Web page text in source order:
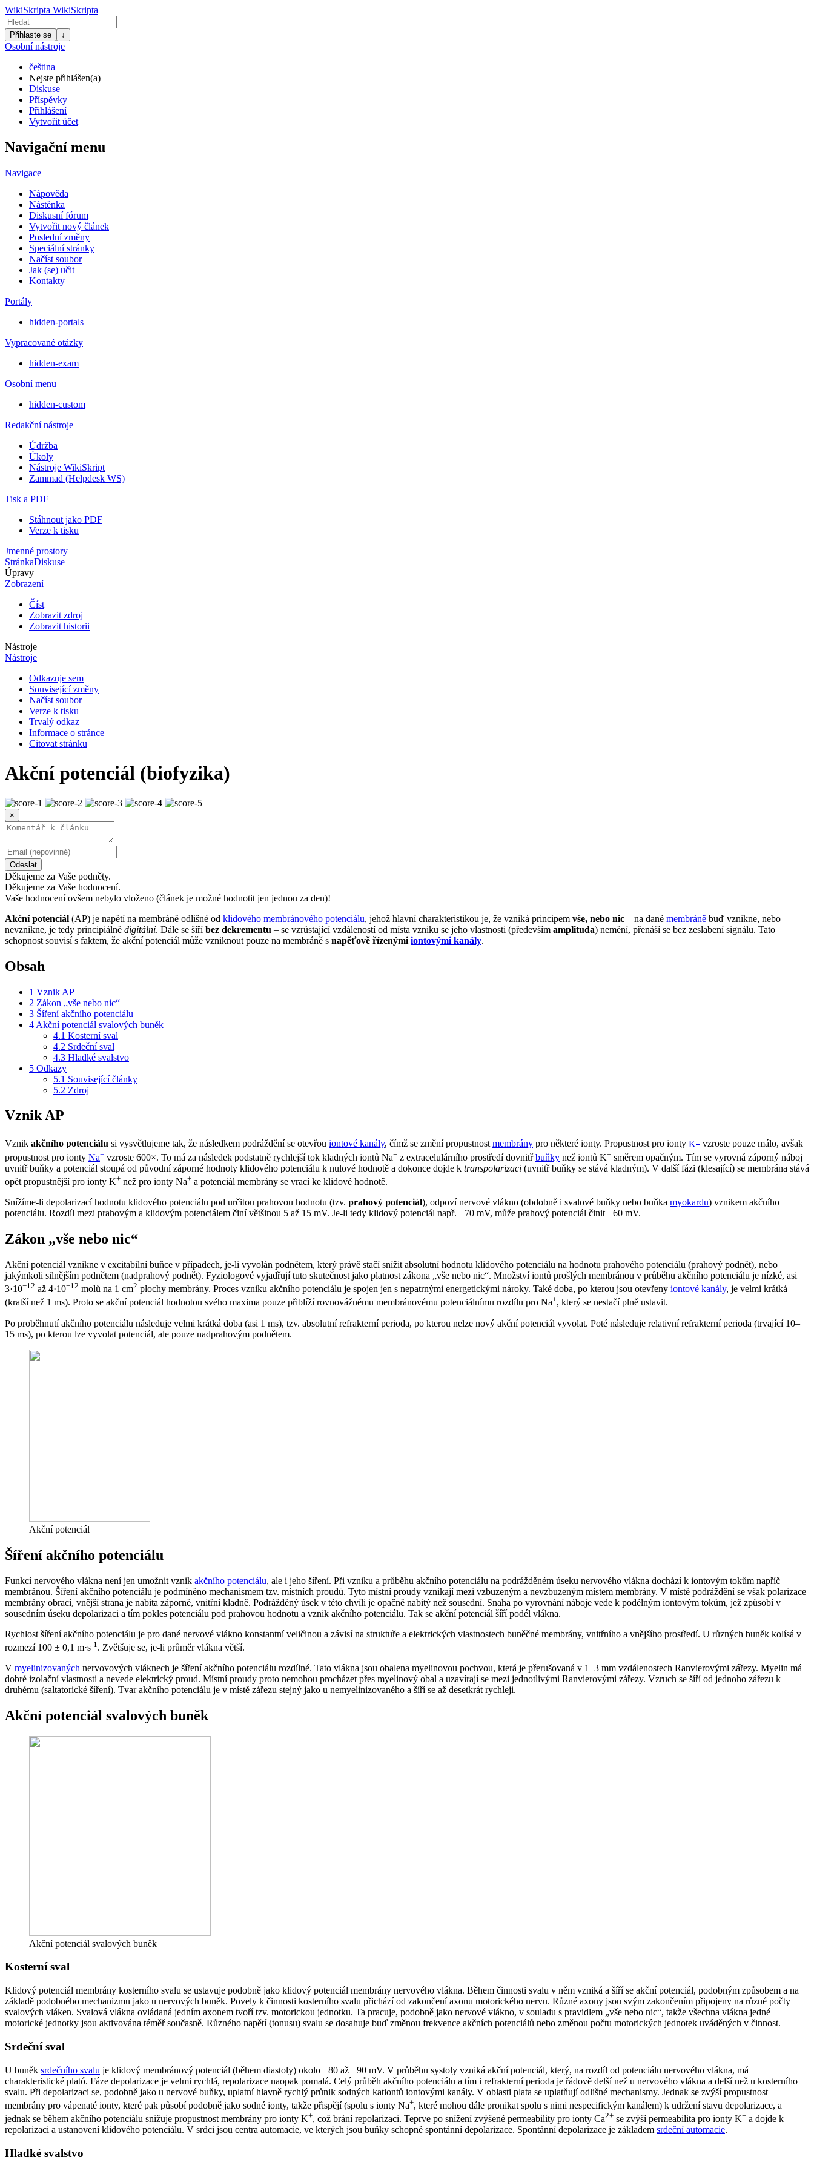
WikiSkripta WikiSkripta
Přihlaste se ↓
Osobní nástroje
čeština
Nejste přihlášen(a)
Diskuse
Příspěvky
Přihlášení
Vytvořit účet
Navigační menu
Navigace
Nápověda
Nástěnka
Diskusní fórum
Vytvořit nový článek
Poslední změny
Speciální stránky
Načíst soubor
Jak (se) učit
Kontakty
Portály
hidden-portals
Vypracované otázky
hidden-exam
Osobní menu
hidden-custom
Redakční nástroje
Údržba
Úkoly
Nástroje WikiSkript
Zammad (Helpdesk WS)
Tisk a PDF
Stáhnout jako PDF
Verze k tisku
Jmenné prostory
StránkaDiskuse
Úpravy
Zobrazení
Číst
Zobrazit zdroj
Zobrazit historii
Nástroje
Nástroje
Odkazuje sem
Související změny
Načíst soubor
Verze k tisku
Trvalý odkaz
Informace o stránce
Citovat stránku
Akční potenciál (biofyzika)
×
Odeslat
Děkujeme za Vaše podněty.
Děkujeme za Vaše hodnocení.
Vaše hodnocení ovšem nebylo vloženo (článek je možné hodnotit jen jednou za den)!
Akční potenciál (AP) je napětí na membráně odlišné od klidového membránového potenciálu, jehož hlavní charakteristikou je, že vzniká principem vše, nebo nic – na dané membráně buď vznikne, nebo
nevznikne, je tedy principiálně digitální. Dále se šíříbez dekrementu – se vzrůstající vzdáleností od místa vzniku se jeho vlastnosti (především amplituda) nemění, přenáší se bez zeslabení signálu. Tato
schopnost souvisí s faktem, že akční potenciál může vzniknout pouze na membráně s napěťově řízenými iontovými kanály.
Obsah
1 Vznik AP
2 Zákon „vše nebo nic“
3 Šíření akčního potenciálu
4 Akční potenciál svalových buněk
4.1 Kosterní sval
4.2 Srdeční sval
4.3 Hladké svalstvo
5 Odkazy
5.1 Související články
5.2 Zdroj
Vznik AP
Vznik akčního potenciálu si vysvětlujeme tak, že následkem podráždění se otevřou iontové kanály, čímž se změní propustnostmembrány pro některé ionty. Propustnost pro ionty K+ vzroste pouze málo, avšak
propustnost pro ionty Na+ vzroste 600×. To má za následek podstatně rychlejší tok kladných iontů Na+ z extracelulárního prostředí dovnitřbuňky než iontů K+ směrem opačným. Tím se vyrovná záporný náboj
uvnitř buňky a potenciál stoupá od původní záporné hodnoty klidového potenciálu k nulové hodnotě a dokonce dojde k transpolarizaci (uvnitř buňky se stává kladným). V další fázi (klesající) se membrána stává
opět propustnější pro ionty K+ než pro ionty Na+ a potenciál membrány se vrací ke klidové hodnotě.
Snížíme-li depolarizací hodnotu klidového potenciálu pod určitou prahovou hodnotu (tzv. prahový potenciál), odpoví nervové vlákno (obdobně i svalové buňky nebo buňka myokardu) vznikem akčního
potenciálu. Rozdíl mezi prahovým a klidovým potenciálem činí většinou 5 až 15 mV. Je-li tedy klidový potenciál např. −70 mV, může prahový potenciál činit −60 mV.
Zákon „vše nebo nic“
Akční potenciál vznikne v excitabilní buňce v případech, je-li vyvolán podnětem, který právě stačí snížit absolutní hodnotu klidového potenciálu na hodnotu prahového potenciálu (prahový podnět), nebo
jakýmkoli silnějším podnětem (nadprahový podnět). Fyziologové vyjadřují tuto skutečnost jako platnost zákona „vše nebo nic“. Množství iontů prošlých membránou v průběhu akčního potenciálu je nízké, asi
3·10−12 až 4·10−12 molů na 1 cm2 plochy membrány. Proces vzniku akčního potenciálu je spojen jen s nepatrnými energetickými nároky. Také doba, po kterou jsou otevřeny iontové kanály, je velmi krátká
(kratší než 1 ms). Proto se akční potenciál hodnotou svého maxima pouze přiblíží rovnovážnému membránovému potenciálnímu rozdílu pro Na+, který se nestačí plně ustavit.
Po proběhnutí akčního potenciálu následuje velmi krátká doba (asi 1 ms), tzv. absolutní refrakterní perioda, po kterou nelze nový akční potenciál vyvolat. Poté následuje relativní refrakterní perioda (trvající 10–
15 ms), po kterou lze vyvolat potenciál, ale pouze nadprahovým podnětem.
Akční potenciál
Šíření akčního potenciálu
Funkcí nervového vlákna není jen umožnit vznik akčního potenciálu, ale i jeho šíření. Při vzniku a průběhu akčního potenciálu na podrážděném úseku nervového vlákna dochází k iontovým tokům napříč
membránou. Šíření akčního potenciálu je podmíněno mechanismem tzv. místních proudů. Tyto místní proudy vznikají mezi vzbuzeným a nevzbuzeným místem membrány. V místě podráždění se však polarizace
membrány obrací, vnější strana je nabita záporně, vnitřní kladně. Podrážděný úsek v této chvíli je opačně nabitý než sousední. Snaha po vyrovnání náboje vede k podélným iontovým tokům, jež způsobí v
sousedním úseku depolarizaci a tím pokles potenciálu pod prahovou hodnotu a vznik akčního potenciálu. Tak se akční potenciál šíří podél vlákna.
Rychlost šíření akčního potenciálu je pro dané nervové vlákno konstantní veličinou a závisí na struktuře a elektrických vlastnostech buněčné membrány, vnitřního a vnějšího prostředí. U různých buněk kolísá v
rozmezí 100 ± 0,1 m·s-1 . Zvětšuje se, je-li průměr vlákna větší.
V myelinizovaných nervovových vláknech je šíření akčního potenciálu rozdílné. Tato vlákna jsou obalena myelinovou pochvou, která je přerušovaná v 1–3 mm vzdálenostech Ranvierovými zářezy. Myelin má
dobré izolační vlastnosti a nevede elektrický proud. Místní proudy proto nemohou procházet přes myelinový obal a uzavírají se mezi jednotlivými Ranvierovými zářezy. Vzruch se šíří od jednoho zářezu k
druhému (saltatorické šíření). Tvar akčního potenciálu je v místě zářezu stejný jako u nemyelinizovaného a šíří se až desetkrát rychleji.
Akční potenciál svalových buněk
Akční potenciál svalových buněk
Kosterní sval
Klidový potenciál membrány kosterního svalu se ustavuje podobně jako klidový potenciál membrány nervového vlákna. Během činnosti svalu v něm vzniká a šíří se akční potenciál, podobným způsobem a na
základě podobného mechanizmu jako u nervových buněk. Povely k činnosti kosterního svalu přichází od zakončení axonu motorického nervu. Různé axony jsou svým zakončením připojeny na různé počty
svalových vláken. Svalová vlákna ovládaná jedním axonem tvoří tzv. motorickou jednotku. Ta pracuje, podobně jako nervové vlákno, v souladu s pravidlem „vše nebo nic“, takže všechna vlákna jedné
motorické jednotky jsou aktivována téměř současně. Různého napětí (tonusu) svalu se dosahuje buď změnou frekvence akčních potenciálů nebo změnou počtu motorických jednotek uváděných v činnost.
Srdeční sval
U buněk srdečního svalu je klidový membránový potenciál (během diastoly) okolo −80 až −90 mV. V průběhu systoly vzniká akční potenciál, který, na rozdíl od potenciálu nervového vlákna, má
charakteristické plató. Fáze depolarizace je velmi rychlá, repolarizace naopak pomalá. Celý průběh akčního potenciálu a tím i refrakterní perioda je řádově delší než u nervového vlákna a delší než u kosterního
svalu. Při depolarizaci se, podobně jako u nervové buňky, uplatní hlavně rychlý průnik sodných kationtů iontovými kanály. V oblasti plata se uplatňují odlišné mechanismy. Jednak se zvýší propustnost
membrány pro vápenaté ionty, které pak působí podobně jako sodné ionty, takže přispějí (spolu s ionty Na+, které mohou dále pronikat spolu s nimi nespecifickým kanálem) k udržení stavu depolarizace, a
jednak se během akčního potenciálu snižuje propustnost membrány pro ionty K+, což brání repolarizaci. Teprve po snížení zvýšené permeability pro ionty Ca2+ se zvýší permeabilita pro ionty K+ a dojde k
repolarizaci a ustanovení klidového potenciálu. V srdci jsou centra automacie, ve kterých jsou buňky schopné spontánní depolarizace. Spontánní depolarizace je základem srdeční automacie.
Hladké svalstvo